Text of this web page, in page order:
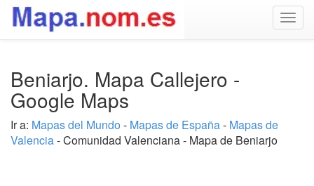
Beniarjo. Mapa Callejero -
Google Maps
Ir a: Mapas del Mundo - Mapas de España- Mapas de
Valencia- Comunidad Valenciana - Mapa de Beniarjo